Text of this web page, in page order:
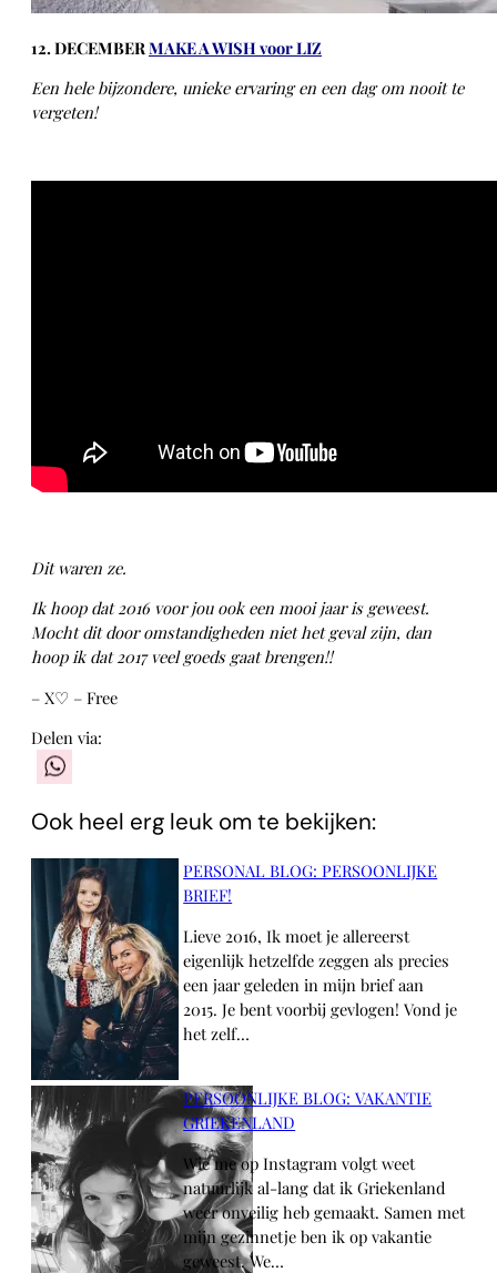
12. DECEMBER MAKE A WISH voor LIZ
Een hele bijzondere, unieke ervaring en een dag om nooit te
vergeten!
Dit waren ze.
Ik hoop dat 2016 voor jou ook een mooi jaar is geweest.
Mocht dit door omstandigheden niet het geval zijn, dan
hoop ik dat 2017 veel goeds gaat brengen!!
– X♡ – Free
Delen via:
Ook heel erg leuk om te bekijken:
PERSONAL BLOG: PERSOONLIJKE
BRIEF!
Lieve 2016, Ik moet je allereerst
eigenlijk hetzelfde zeggen als precies
een jaar geleden in mijn brief aan
2015. Je bent voorbij gevlogen! Vond je
het zelf…
PERSOONLIJKE BLOG: VAKANTIE
GRIEKENLAND
Wie me op Instagram volgt weet
natuurlijk al-lang dat ik Griekenland
weer onveilig heb gemaakt. Samen met
mijn gezinnetje ben ik op vakantie
geweest. We…